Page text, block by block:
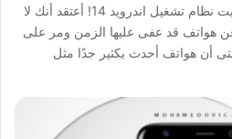
نوت 2 الآن بإمكانهم تحميل وتثبيت نظام تشغيل اندرويد 14! أعتقد أنك لا
هواتف قد عفى عليها الزمن ومر على
14 عام الآن، حتى أن هواتف أحدث بكثير جدًا مثل